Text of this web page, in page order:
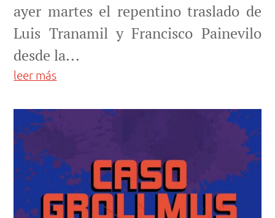
ayer martes el repentino traslado de
Luis Tranamil y Francisco Painevilo
desde la...
leer más